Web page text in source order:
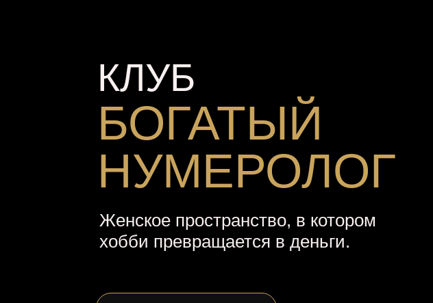
Женское пространство, в котором
хобби превращается в деньги.
БОГАТЫЙ
НУМЕРОЛОГ
КЛУБ